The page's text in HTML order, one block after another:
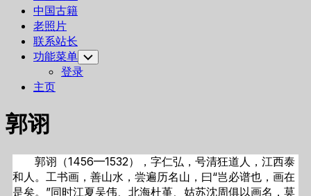
中国古籍
老照片
联系站长
功能菜单 Toggle
Child
Menu
登录
主页
郭诩
郭诩（1456—1532），字仁弘，号清狂道人，江西泰
和人。工书画，善山水，尝遍历名山，曰“岂必谱也，画在
是矣。”同时江夏吴伟、北海杜堇、姑苏沈周俱以画名，莫